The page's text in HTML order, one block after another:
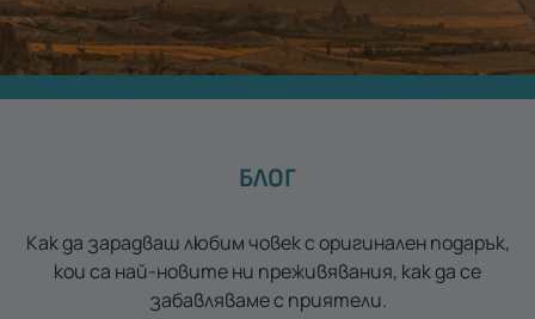
БЛОГ
Как да зарадваш любим човек с оригинален подарък,
кои са най-новите ни преживявания, как да се
забавляваме с приятели.